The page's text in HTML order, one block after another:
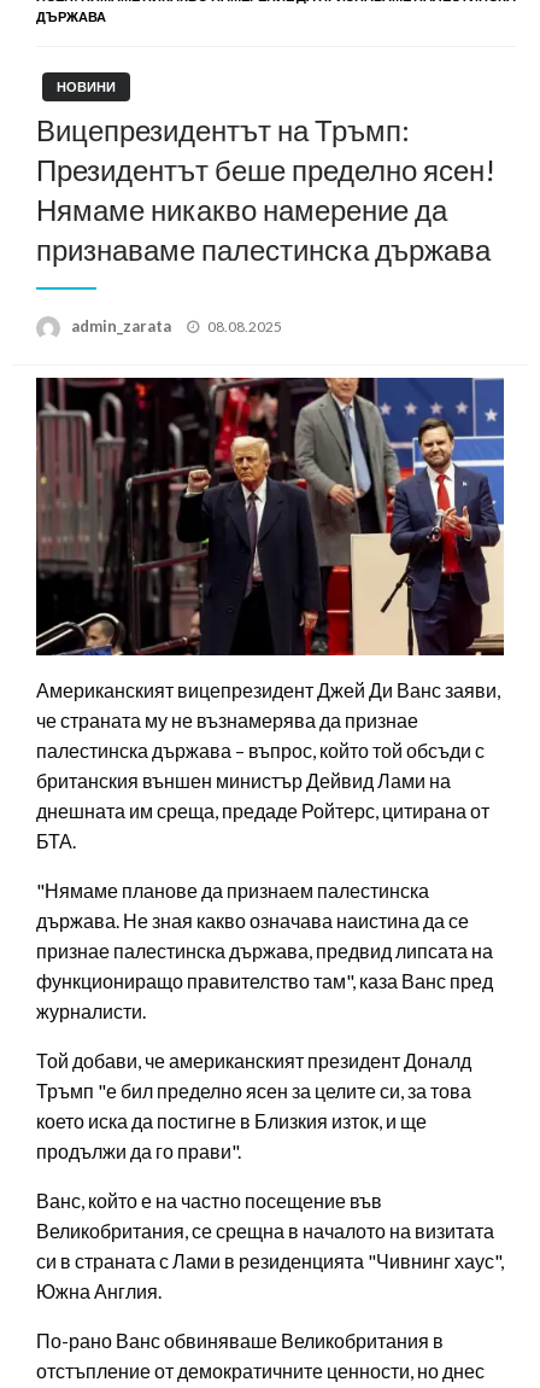
ДЪРЖАВА
НОВИНИ
Вицепрезидентът на Тръмп:
Президентът беше пределно ясен!
Нямаме никакво намерение да
признаваме палестинска държава
admin_zarata
Posted
08.08.2025
Американският вицепрезидент Джей Ди Ванс заяви,
че страната му не възнамерява да признае
палестинска държава – въпрос, който той обсъди с
британския външен министър Дейвид Лами на
днешната им среща, предаде Ройтерс, цитирана от
БТА.
"Нямаме планове да признаем палестинска
държава. Не зная какво означава наистина да се
признае палестинска държава, предвид липсата на
функциониращо правителство там", каза Ванс пред
журналисти.
Той добави, че американският президент Доналд
Тръмп "е бил пределно ясен за целите си, за това
което иска да постигне в Близкия изток, и ще
продължи да го прави".
Ванс, който е на частно посещение във
Великобритания, се срещна в началото на визитата
си в страната с Лами в резиденцията "Чивнинг хаус",
Южна Англия.
По-рано Ванс обвиняваше Великобритания в
отстъпление от демократичните ценности, но днес